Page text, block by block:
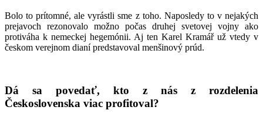
Bolo to prítomné, ale vyrástli sme z toho. Naposledy to v nejakých
prejavoch rezonovalo možno počas druhej svetovej vojny ako
protiváha k nemeckej hegemónii. Aj ten Karel Kramář už vtedy v
českom verejnom dianí predstavoval menšinový prúd.
Dá sa povedať, kto z nás z rozdelenia
Československa viac profitoval?